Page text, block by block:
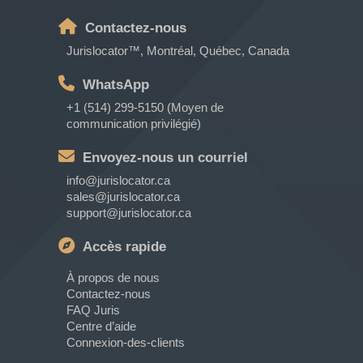
Contactez-nous
Jurislocator™, Montréal, Québec, Canada
WhatsApp
+1 (514) 299-5150 (Moyen de
communication privilégié)
Envoyez-nous un courriel
info@jurislocator.ca
sales@jurislocator.ca
support@jurislocator.ca
Accès rapide
À propos de nous
Contactez-nous
FAQ Juris
Centre d’aide
Connexion-des-clients